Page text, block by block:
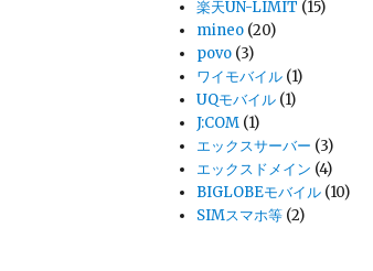
楽天UN-LIMIT (15)
mineo (20)
povo (3)
ワイモバイル (1)
UQモバイル (1)
J:COM (1)
エックスサーバー (3)
エックスドメイン (4)
BIGLOBEモバイル (10)
SIMスマホ等 (2)